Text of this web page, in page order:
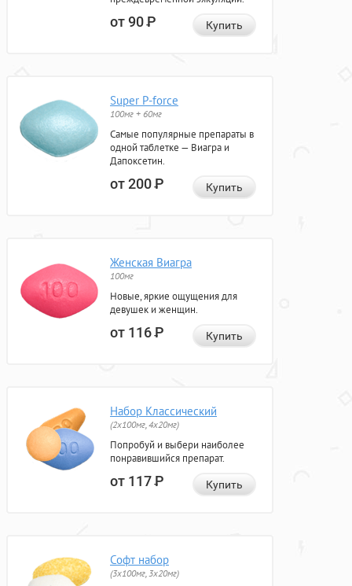
от 90Р Купить
Super P-force
100мг + 60мг
Самые популярные препараты в
одной таблетке — Виагра и
Дапоксетин.
от 200Р Купить
Женская Виагра
100мг
Новые, яркие ощущения для
девушек и женщин.
от 116Р Купить
Набор Классический
(2x100мг, 4x20мг)
Попробуй и выбери наиболее
понравившийся препарат.
от 117Р Купить
Софт набор
(3x100мг, 3x20мг)